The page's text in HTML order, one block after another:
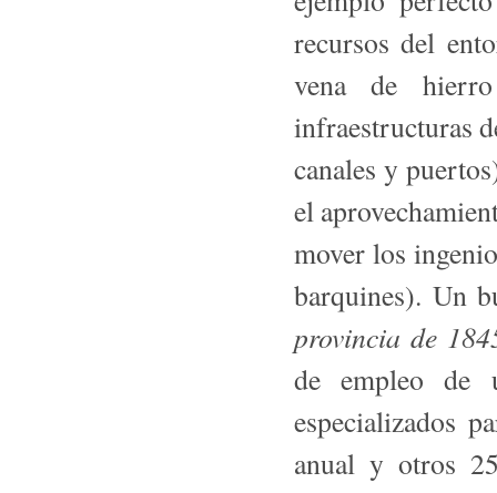
recursos del
vena de
infraestructuras
canales y
el
mover los
barquines). Un
provincia de
de empleo de
especializados
anual y otros